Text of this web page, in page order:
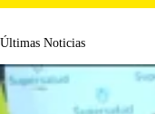
Últimas Noticias